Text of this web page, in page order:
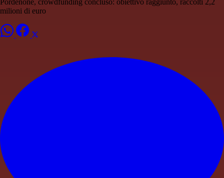
Pordenone, crowdfunding concluso: obiettivo raggiunto, raccolti 2,2
milioni di euro